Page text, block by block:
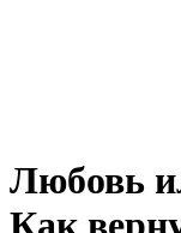
Любовь